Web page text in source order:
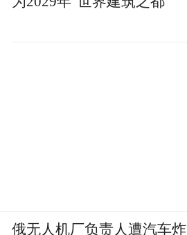
俄无人机厂负责人遭汽车炸